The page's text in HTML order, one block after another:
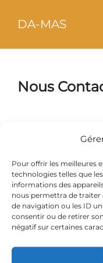
Pour offrir les meilleures
technologies telles que
informations des
nous permettra de traiter
de navigation ou les ID
consentir ou de retirer
négatif sur certaines
DA-MAS
Nous
Téléphone :
Adresse mail :da-
Site :www.da-